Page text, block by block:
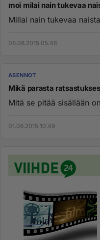
moi milai nain tukevaa
Millai nain tukevaa
08.08.2015 05:48
ASENNOT
Mikä parasta
Mitä se pitää sisällään
01.08.2015 10:49